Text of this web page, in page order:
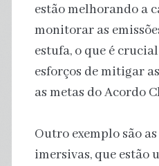
estão melhorando a
monitorar as
estufa, o que é
esforços de mitigar
as metas do Acordo
Outro exemplo são
imersivas, que estão